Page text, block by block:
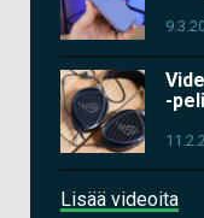
-
Lisää videoita